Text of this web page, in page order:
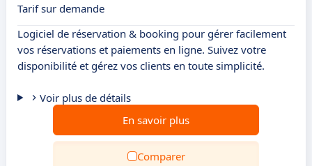
Tarif sur demande
Logiciel de réservation & booking pour gérer facilement
vos réservations et paiements en ligne. Suivez votre
disponibilité et gérez vos clients en toute simplicité.
Voir plus de détails
En savoir plus
Comparer